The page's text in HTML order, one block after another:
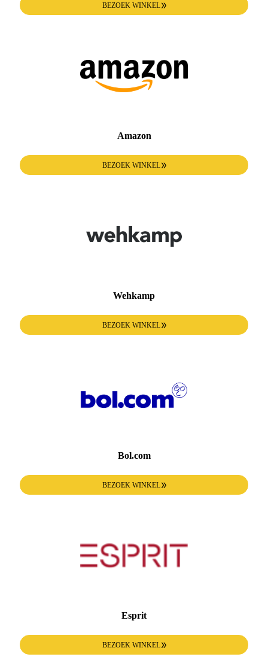
BEZOEK WINKEL
Amazon
BEZOEK WINKEL
Wehkamp
BEZOEK WINKEL
Bol.com
BEZOEK WINKEL
Esprit
BEZOEK WINKEL